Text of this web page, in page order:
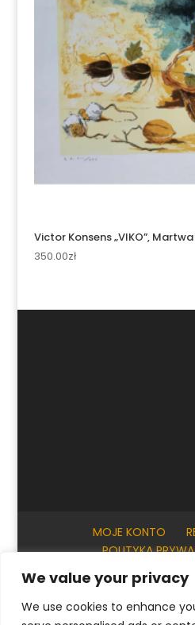
We value your privacy
We use cookies to enhance
Victor Konsens „VIKO”,
350.00zł
MOJE KONTO
POLITYKA
INFORMACJE PRAKTYCZNE